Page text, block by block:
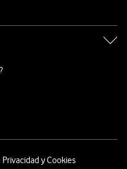
y Cookies